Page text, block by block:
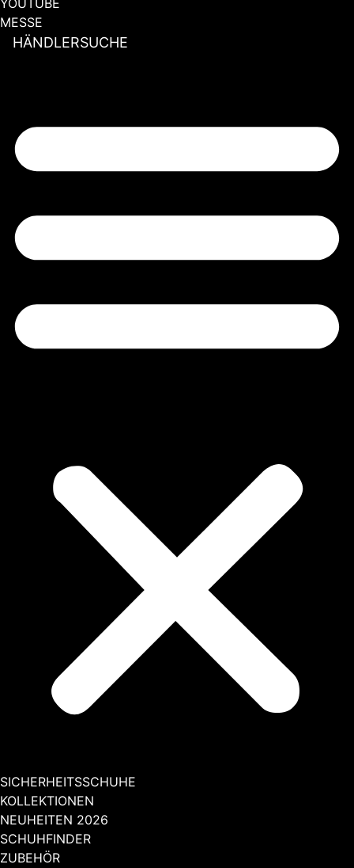
YOUTUBE
MESSE
HÄNDLERSUCHE
SICHERHEITSSCHUHE
KOLLEKTIONEN
NEUHEITEN 2026
SCHUHFINDER
ZUBEHÖR